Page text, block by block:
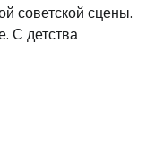
советской сцены.
С детства